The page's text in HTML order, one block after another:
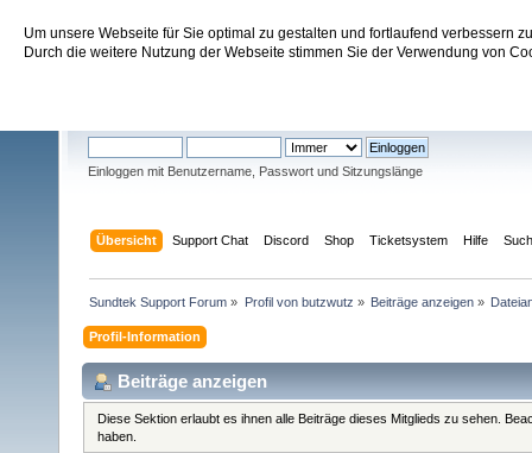
Um unsere Webseite für Sie optimal zu gestalten und fortlaufend verbessern
Durch die weitere Nutzung der Webseite stimmen Sie der Verwendung von
Sundtek Support Forum
Einloggen mit Benutzername, Passwort und Sitzungslänge
Übersicht Support Chat Discord Shop Ticketsystem Hilfe
Sundtek Support Forum » Profil von butzwutz » Beiträge anzeigen»
Profil-Information
Beiträge anzeigen
Diese Sektion erlaubt es ihnen alle Beiträge dieses Mitglieds zu sehen.
haben.